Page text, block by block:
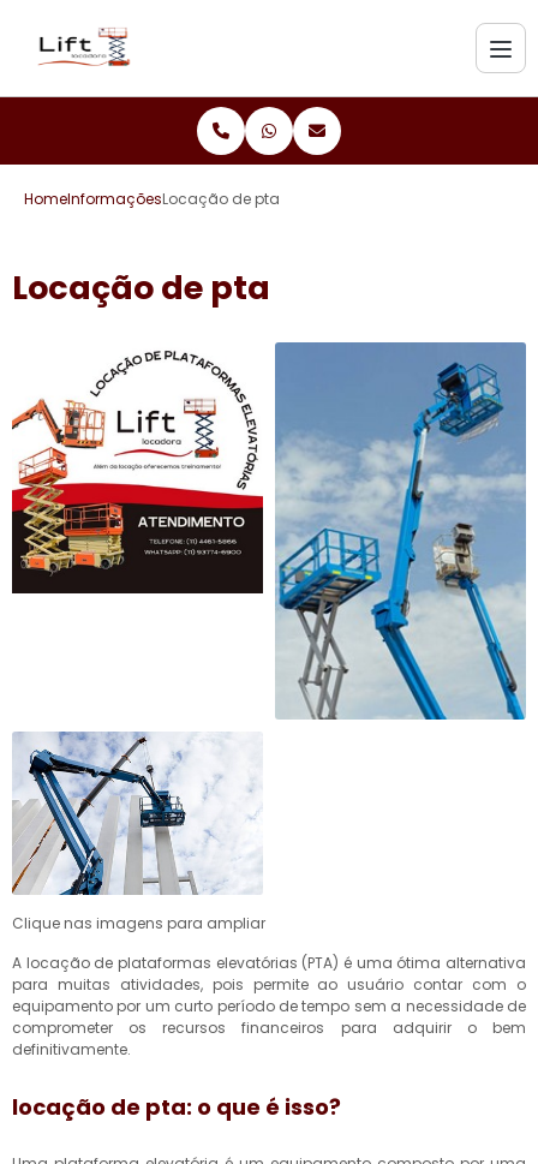
HomeInformaçõesLocação de pta
Locação de pta
Clique nas imagens para ampliar
A locação de plataformas elevatórias (PTA) é uma ótima alternativa
para muitas atividades, pois permite ao usuário contar com o
equipamento por um curto período de tempo sem a necessidade de
comprometer os recursos financeiros para adquirir o bem
definitivamente.
locação de pta: o que é isso?